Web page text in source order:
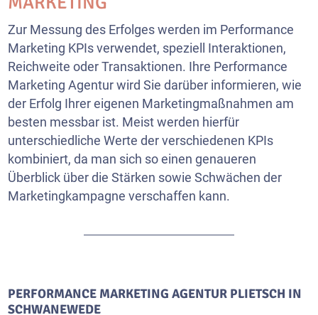
Zur Messung des Erfolges werden im Performance
Marketing KPIs verwendet, speziell Interaktionen,
Reichweite oder Transaktionen. Ihre Performance
Marketing Agentur wird Sie darüber informieren, wie
der Erfolg Ihrer eigenen Marketingmaßnahmen am
besten messbar ist. Meist werden hierfür
unterschiedliche Werte der verschiedenen KPIs
kombiniert, da man sich so einen genaueren
Überblick über die Stärken sowie Schwächen der
Marketingkampagne verschaffen kann.
PERFORMANCE MARKETING AGENTUR PLIETSCH IN
SCHWANEWEDE